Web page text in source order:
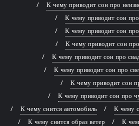
К чему приводит сон про
К чему приводит сон
К чему приводит сон
К чему приводит сон
К чему приводит сон про
К чему приводит сон про
К чему приводит сон
К чему приводит сон про
К чему снится автомобиль
К чему
К чему снится образ ветер
К